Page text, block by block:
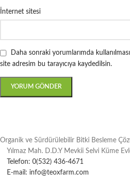
İnternet sitesi
Daha sonraki yorumlarımda
site adresim bu tarayıcıya kaydedilsin.
Organik ve Sürdürülebilir Bitki Besleme
Yılmaz Mah. D.D.Y Mevkii Selvi Küme
Telefon: 0(532) 436-4671
E-mail: info@teoxfarm.com